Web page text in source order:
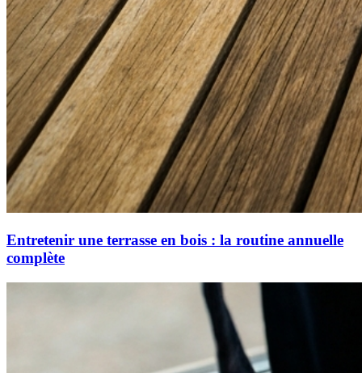
Entretenir une terrasse en bois : la routine annuelle
complète